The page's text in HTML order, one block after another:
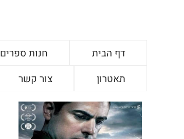
דף הבית חנות ספרים
תאטרון
צור קשר